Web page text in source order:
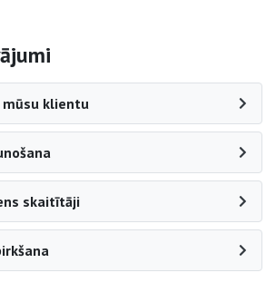
klientu
skaitītāji